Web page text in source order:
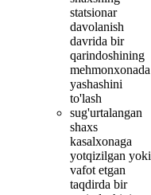
statsionar
davolanish
davrida bir
qarindoshining
mehmonxonada
yashashini
to'lash
sug'urtalangan
shaxs
kasalxonaga
yotqizilgan yoki
vafot etgan
taqdirda bir